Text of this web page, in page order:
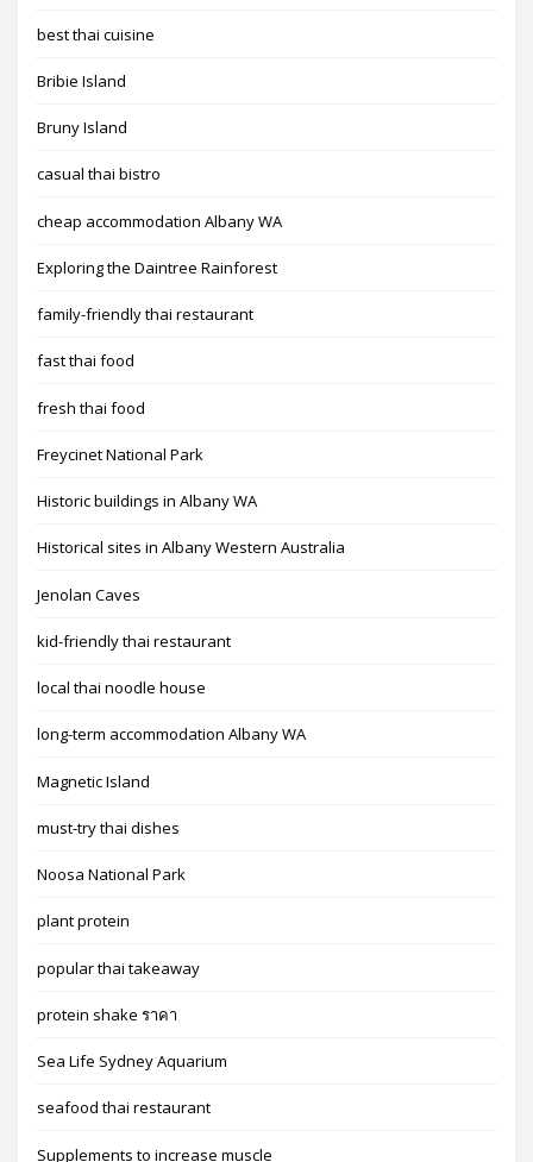
best thai cuisine
Bribie Island
Bruny Island
casual thai bistro
cheap accommodation Albany WA
Exploring the Daintree Rainforest
family-friendly thai restaurant
fast thai food
fresh thai food
Freycinet National Park
Historic buildings in Albany WA
Historical sites in Albany Western Australia
Jenolan Caves
kid-friendly thai restaurant
local thai noodle house
long-term accommodation Albany WA
Magnetic Island
must-try thai dishes
Noosa National Park
plant protein
popular thai takeaway
protein shake ราคา
Sea Life Sydney Aquarium
seafood thai restaurant
Supplements to increase muscle